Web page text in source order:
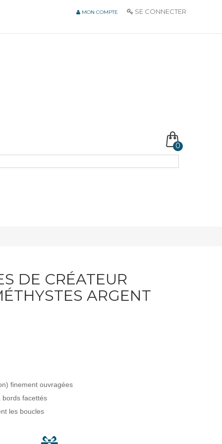
MON COMPTE SE CONNECTER
0
DE CRÉATEUR
ARGENT
finement ouvragées
bords facettés
les boucles